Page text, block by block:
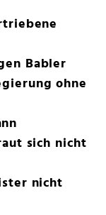
Babler
ohne
sich nicht
nicht